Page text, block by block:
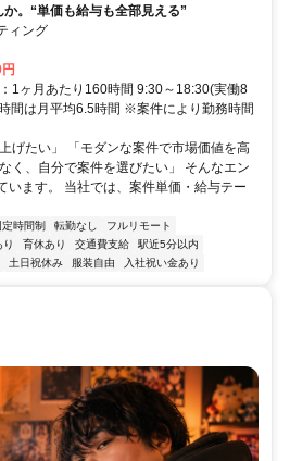
。“単価も給与も全部見える”
ィング
1ヶ月あたり160時間 9:30～18:30(実働8
間は月平均6.5時間 ※案件により勤務時間
げたい」 「モダンな案件で市場価値を高
く、自分で案件を選びたい」 そんなエン
います。 当社では、案件単価・給与テー
定時間制 転勤なし
フルリモート
り 育休あり 交通費支給
駅近5分以内
土日祝休み 服装自由 入社祝い金あり